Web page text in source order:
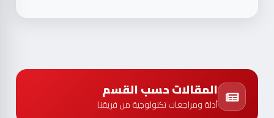
المقالات حسب القسم
أدلة ومراجعات تكنولوجية من فريقنا